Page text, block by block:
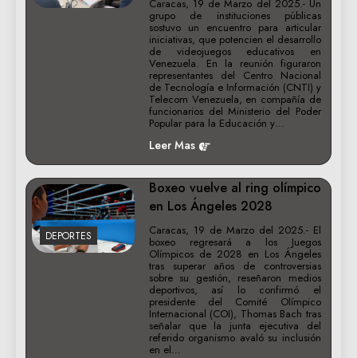
Caracas, 19 de Marzo del 2025.- Un
grupo de instituciones públicas
sostuvo un encuentro para articular
iniciativas, que potencien el desarrollo
de videojuegos educativos en
Venezuela. En la reunión figuraron
representantes del Centro Nacional
de Tecnología e Información (CNTI) y
Telecom Venezuela, en compañía de
funcionarios del Ministerio del Poder
Popular para la Educación y…
Leer Mas
DEPORTES
Boxeo vuelve al ring olímpico
en Los Ángeles 2028
Caracas, 19 de Marzo del 2025.- El
boxeo regresará a los Juegos
Olímpicos de 2028 en Los Ángeles
tras superar años de controversias
sobre su gestión, reseñaron medios
deportivos, así lo confirmó el
presidente del Comité Olímpico
Internacional (COI), Thomas Bach tras
señalar que la junta ejecutiva del
referido organismo avaló su inclusión
en el…